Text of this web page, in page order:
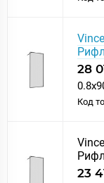
28
Код
23